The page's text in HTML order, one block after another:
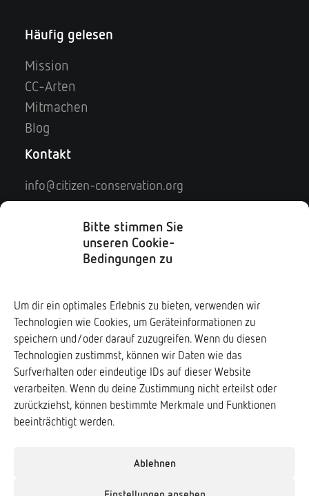
Bitte stimmen Sie
unseren Cookie-
Bedingungen zu
Um dir ein optimales Erlebnis zu bieten, verwenden wir
Technologien wie Cookies, um Geräteinformationen zu
speichern und/oder darauf zuzugreifen. Wenn du diesen
Technologien zustimmst, können wir Daten wie das
Surfverhalten oder eindeutige IDs auf dieser Website
verarbeiten. Wenn du deine Zustimmung nicht erteilst oder
zurückziehst, können bestimmte Merkmale und Funktionen
beeinträchtigt werden.
Ablehnen
Haltung paarweise oder in Gruppen von einem
Männchen und zwei Weibchen. Terrariengröße ab ca.
Einrichtung mit Korkröhren, Ästen, lebenden
oberhalb von 28 °C sind zu vermeiden. Leichte
Nachtabsenkung. Regelmäßig besprühen. Im Winter
Absenkung auf bis 18–20 °C tags und 14–16 °C
einpudern.
PDF-Download
Häufig gelesen
Mission
CC-Arten
Mitmachen
Blog
Kontakt
info@citizen-conservation.org
Kontaktformular
Impressum
Datenschutz
Downloads ↓
Frogs & Friends e.V.
Verband der Zoologischen Gärten e.V. (VdZ)
www.vdz-zoos.org